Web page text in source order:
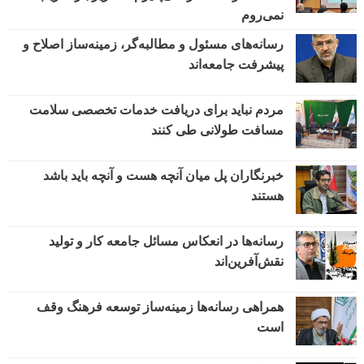
نمی‌روم
رسانه‌های مسئول و مطالبه‌گر، زمینه‌ساز اصلاح و
پیشرفت جامعه‌اند
مردم نباید برای دریافت خدمات تخصصی سلامت
مسافت طولانی طی کنند
خبرنگاران پل میان آنچه هست و آنچه باید باشد
هستند
رسانه‌ها در انعکاس مسائل جامعه کار و تولید
نقش‌آفرین‌اند
همراهی رسانه‌ها زمینه‌ساز توسعه فرهنگ وقف
است